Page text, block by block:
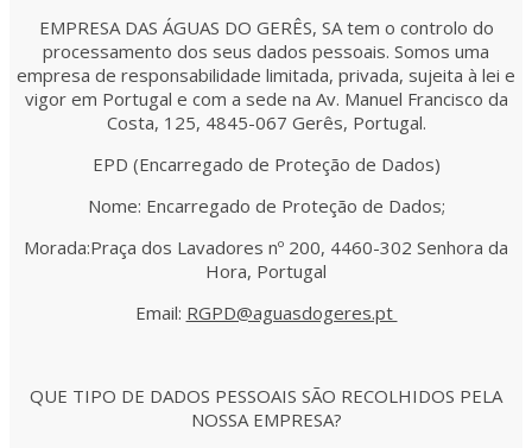
EMPRESA DAS ÁGUAS DO GERÊS, SA tem o controlo do
processamento dos seus dados pessoais. Somos uma
empresa de responsabilidade limitada, privada, sujeita à lei e
vigor em Portugal e com a sede na Av. Manuel Francisco da
Costa, 125, 4845-067 Gerês, Portugal.
EPD (Encarregado de Proteção de Dados)
Nome: Encarregado de Proteção de Dados;
Morada:Praça dos Lavadores nº 200, 4460-302 Senhora da
Hora, Portugal
Email: RGPD@aguasdogeres.pt
QUE TIPO DE DADOS PESSOAIS SÃO RECOLHIDOS PELA
NOSSA EMPRESA?